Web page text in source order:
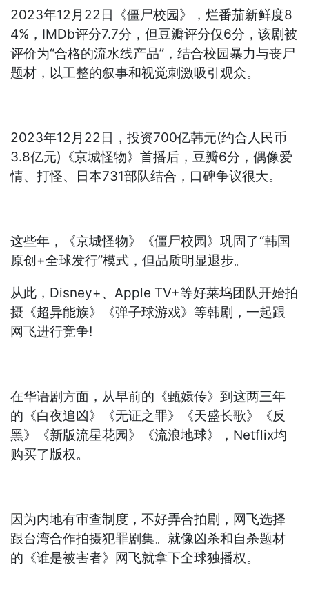
2023年12月22日《僵尸校园》，烂番茄新鲜度8
4%，IMDb评分7.7分，但豆瓣评分仅6分，该剧被
评价为“合格的流水线产品”，结合校园暴力与丧尸
题材，以工整的叙事和视觉刺激吸引观众。
2023年12月22日，投资700亿韩元(约合人民币
3.8亿元)《京城怪物》首播后，豆瓣6分，偶像爱
情、打怪、日本731部队结合，口碑争议很大。
这些年，《京城怪物》《僵尸校园》巩固了“韩国
原创+全球发行”模式，但品质明显退步。
从此，Disney+、Apple TV+等好莱坞团队开始拍
摄《超异能族》《弹子球游戏》等韩剧，一起跟
网飞进行竞争!
在华语剧方面，从早前的《甄嬛传》到这两三年
的《白夜追凶》《无证之罪》《天盛长歌》《反
黑》《新版流星花园》《流浪地球》，Netflix均
购买了版权。
因为内地有审查制度，不好弄合拍剧，网飞选择
跟台湾合作拍摄犯罪剧集。就像凶杀和自杀题材
的《谁是被害者》网飞就拿下全球独播权。